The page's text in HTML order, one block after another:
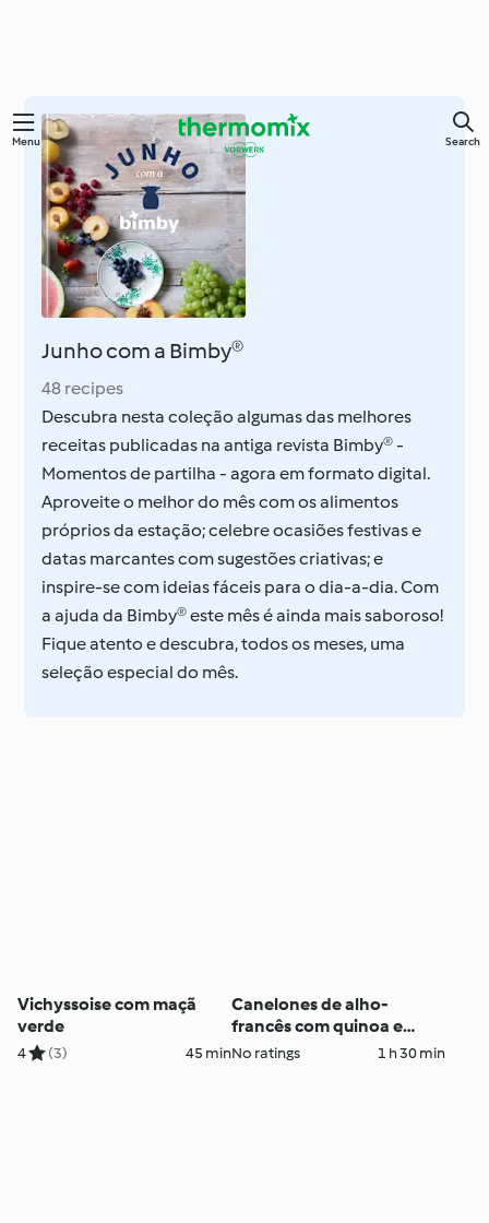
Skip
content
Menu Search
Junho com a Bimby®
48 recipes
Descubra nesta coleção algumas das melhores
receitas publicadas na antiga revista Bimby® -
Momentos de partilha - agora em formato digital.
Aproveite o melhor do mês com os alimentos
próprios da estação; celebre ocasiões festivas e
datas marcantes com sugestões criativas; e
inspire-se com ideias fáceis para o dia-a-dia. Com
a ajuda da Bimby® este mês é ainda mais saboroso!
Fique atento e descubra, todos os meses, uma
seleção especial do mês.
Vichyssoise com maçã
verde
4 (3) 45 min
Canelones de alho-
francês com quinoa e
camarão
No ratings 1 h 30 min